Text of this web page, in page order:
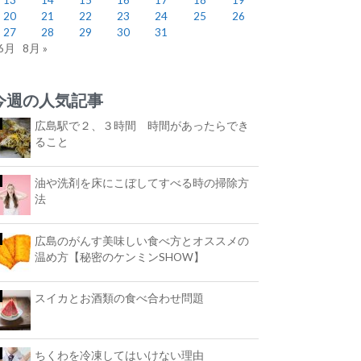
20
21 22 23 24 25
26
27
28 29 30
31
月
8月 »
週の人気記事
広島駅で２、３時間 時間があったらでき
ること
油や洗剤を床にこぼしてすべる時の掃除方
法
広島のがんす美味しい食べ方とオススメの
温め方【秘密のケンミンSHOW】
スイカとお酒類の食べ合わせ問題
ちくわを冷凍してはいけない理由